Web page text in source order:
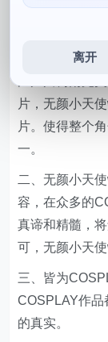
离开
无颜小天使
一、在这样的
片，无颜小天
片。使得整个
一。
二、无颜小天
容，在众多的
真谛和精髓，
可，无颜小天使
三、皆为
COSPLAY作品
的真实。